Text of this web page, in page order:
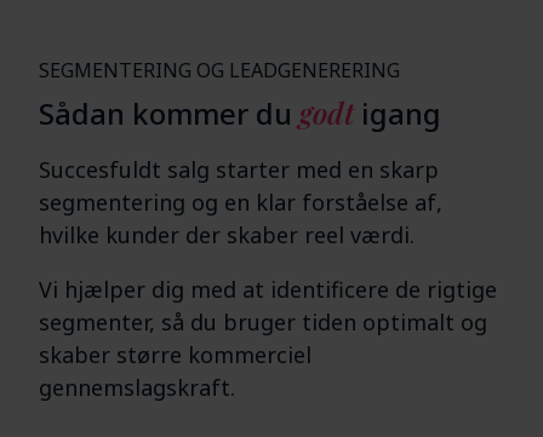
SEGMENTERING OG LEADGENERERING
Sådan kommer du godt igang
Succesfuldt salg starter med en skarp
segmentering og en klar forståelse af,
hvilke kunder der skaber reel værdi.
Vi hjælper dig med at identificere de rigtige
segmenter, så du bruger tiden optimalt og
skaber større kommerciel
gennemslagskraft.